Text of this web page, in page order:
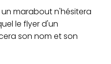
marabout n'hésitera
le flyer d'un
son nom et son